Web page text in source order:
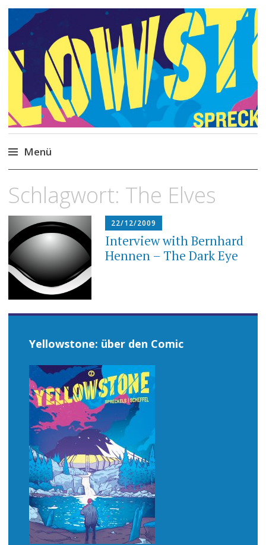
Philipp Spreckels
Stories, Skripte, Comics
Menü
Inhalt
Schlagwort: The Elves
22/12/2009
Interview with Bernhard
Hennen – The Dark Eye
Yellowstone: über den Comic